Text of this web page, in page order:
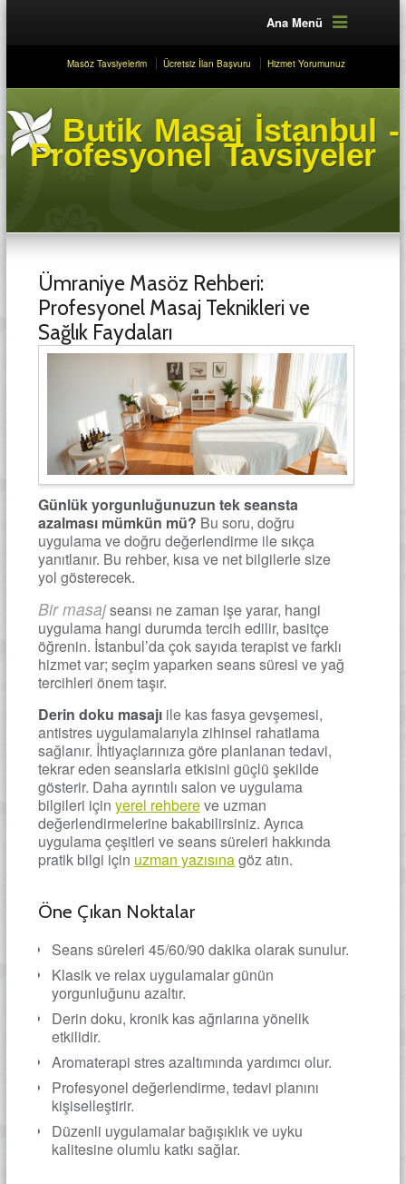
Ana Menü
Masöz Tavsiyelerim Ücretsiz İlan Başvuru Hizmet Yorumunuz
Butik Masaj İstanbul -
Profesyonel Tavsiyeler
Ümraniye Masöz Rehberi:
Profesyonel Masaj Teknikleri ve
Sağlık Faydaları
Günlük yorgunluğunuzun tek seansta
azalması mümkün mü? Bu soru, doğru
uygulama ve doğru değerlendirme ile sıkça
yanıtlanır. Bu rehber, kısa ve net bilgilerle size
yol gösterecek.
Bir masajseansı ne zaman işe yarar, hangi
uygulama hangi durumda tercih edilir, basitçe
öğrenin. İstanbul’da çok sayıda terapist ve farklı
hizmet var; seçim yaparken seans süresi ve yağ
tercihleri önem taşır.
Derin doku masajıile kas fasya gevşemesi,
antistres uygulamalarıyla zihinsel rahatlama
sağlanır. İhtiyaçlarınıza göre planlanan tedavi,
tekrar eden seanslarla etkisini güçlü şekilde
gösterir. Daha ayrıntılı salon ve uygulama
bilgileri için yerel rehbereve uzman
değerlendirmelerine bakabilirsiniz. Ayrıca
uygulama çeşitleri ve seans süreleri hakkında
pratik bilgi için uzman yazısınagöz atın.
Öne Çıkan Noktalar
Seans süreleri 45/60/90 dakika olarak sunulur.
Klasik ve relax uygulamalar günün
yorgunluğunu azaltır.
Derin doku, kronik kas ağrılarına yönelik
etkilidir.
Aromaterapi stres azaltımında yardımcı olur.
Profesyonel değerlendirme, tedavi planını
kişiselleştirir.
Düzenli uygulamalar bağışıklık ve uyku
kalitesine olumlu katkı sağlar.